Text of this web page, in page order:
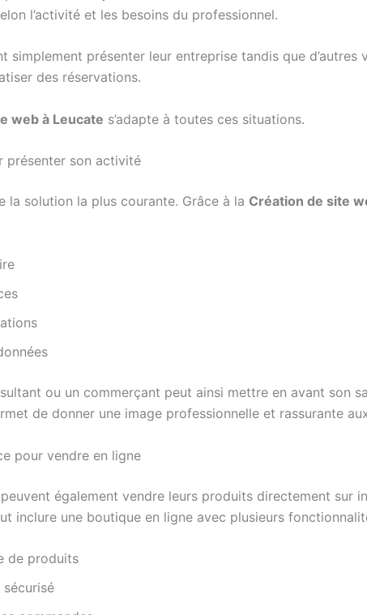
l’activité et les besoins du professionnel.
simplement présenter leur entreprise tandis que d’autres
des réservations.
web à Leucate s’adapte à toutes ces situations.
présenter son activité
la solution la plus courante. Grâce à la Création de site
ou un commerçant peut ainsi mettre en avant son
de donner une image professionnelle et rassurante
pour vendre en ligne
également vendre leurs produits directement sur
inclure une boutique en ligne avec plusieurs
de produits
sécurisé